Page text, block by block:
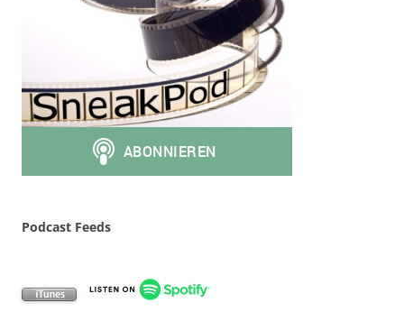
Podcast Feeds